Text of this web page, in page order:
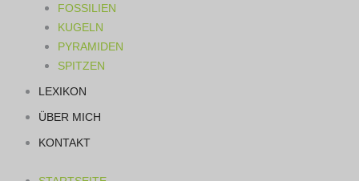
FOSSILIEN
KUGELN
PYRAMIDEN
SPITZEN
LEXIKON
ÜBER MICH
KONTAKT